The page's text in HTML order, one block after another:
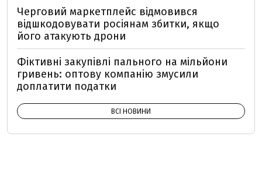
Черговий маркетплейс відмовився
відшкодовувати росіянам збитки, якщо
його атакують дрони
Фіктивні закупівлі пального на мільйони
гривень: оптову компанію змусили
доплатити податки
ВСІ НОВИНИ